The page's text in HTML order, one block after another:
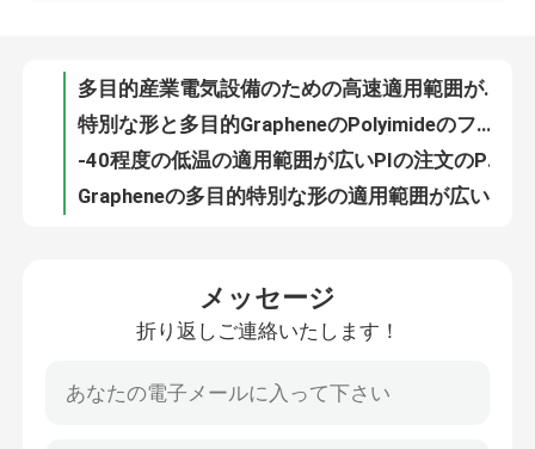
品質管理
ニュース
引用を要求しなさい
多機能手のウォーマーのための高速電気適用範囲が広いPolyimideのヒーター
PolyimideのU字型枕のためにサーモスタット適用範囲が広い薄膜の発熱体
メッセージ
折り返しご連絡いたします！